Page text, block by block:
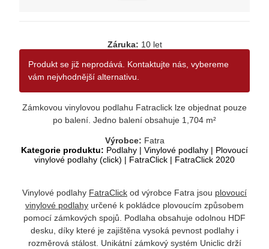
Záruka: 10 let
Produkt se již neprodává. Kontaktujte nás, vybereme
vám nejvhodnější alternativu.
Zámkovou vinylovou podlahu Fatraclick lze objednat pouze
po balení. Jedno balení obsahuje 1,704 m²
Výrobce: Fatra
Kategorie produktu: Podlahy | Vinylové podlahy | Plovoucí
vinylové podlahy (click) | FatraClick | FatraClick 2020
Vinylové podlahy FatraClick od výrobce Fatra jsou plovoucí
vinylové podlahy určené k pokládce plovoucím způsobem
pomocí zámkových spojů. Podlaha obsahuje odolnou HDF
desku, díky které je zajištěna vysoká pevnost podlahy i
rozměrová stálost. Unikátní zámkový systém Uniclic drží